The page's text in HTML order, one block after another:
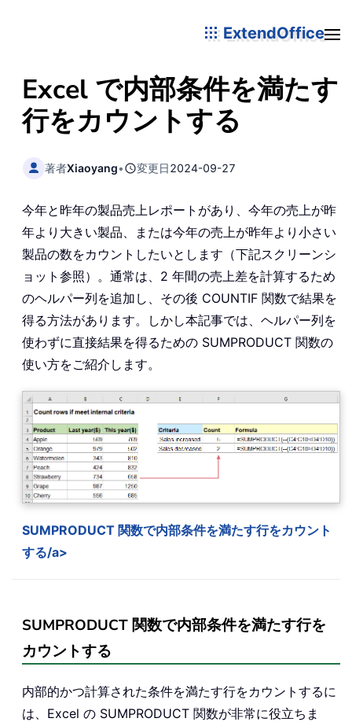
ExtendOffice
Excel で内部条件を満たす
行をカウントする
著者Xiaoyang• 変更日2024-09-27
今年と昨年の製品売上レポートがあり、今年の売上が昨
年より大きい製品、または今年の売上が昨年より小さい
製品の数をカウントしたいとします（下記スクリーンシ
ョット参照）。通常は、2 年間の売上差を計算するため
のヘルパー列を追加し、その後 COUNTIF 関数で結果を
得る方法があります。しかし本記事では、ヘルパー列を
使わずに直接結果を得るための SUMPRODUCT 関数の
使い方をご紹介します。
SUMPRODUCT 関数で内部条件を満たす行をカウント
する/a>
SUMPRODUCT 関数で内部条件を満たす行を
カウントする
内部的かつ計算された条件を満たす行をカウントするに
は、Excel の SUMPRODUCT 関数が非常に役立ちま